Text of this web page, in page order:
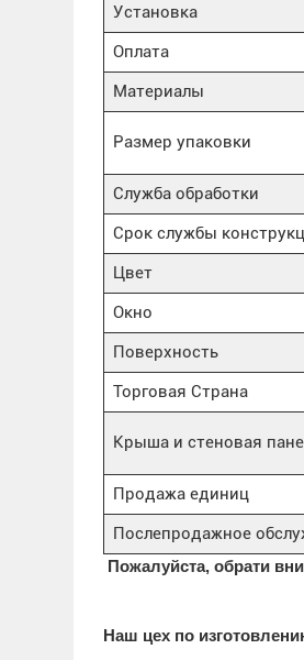
Установка
Оплата
Материалы
Размер упаковки
Служба обработки
Срок службы
Цвет
Окно
Поверхность
Торговая Страна
Крыша и стеновая
Продажа единиц
Послепродажное
Пожалуйста, обрати
Наш цех по